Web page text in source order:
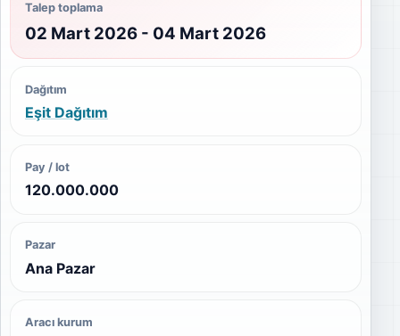
Talep toplama
02 Mart 2026 - 04 Mart 2026
Dağıtım
Eşit Dağıtım
Pay / lot
120.000.000
Pazar
Ana Pazar
Aracı kurum